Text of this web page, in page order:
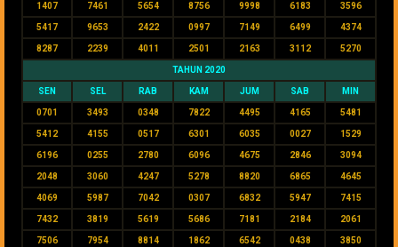
1407 7461 5654 8756 9998 6183 3596
5417 9653 2422 0997 7149 6499 4374
8287 2239 4011 2501 2163 3112 5270
TAHUN 2020
SEN SEL RAB KAM JUM SAB MIN
0701 3493 0348 7822 4495 4165 5481
5412 4155 0517 6301 6035 0027 1529
6196 0255 2780 6096 4675 2846 3094
2048 3060 4247 5278 8820 6865 4645
4069 5987 7042 0307 6832 5947 7415
7432 3819 5619 5686 7181 2184 2061
7506 7954 8814 1862 6542 0438 3850